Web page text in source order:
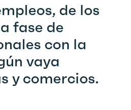
de los
fase de
con la
vaya
y comercios.